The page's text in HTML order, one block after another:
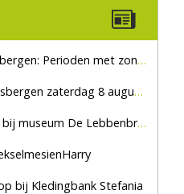
Perioden met zon en droog
8 augustus, marktplein Haaksbergen
museum De Lebbenbrugge
bij Kledingbank Stefania